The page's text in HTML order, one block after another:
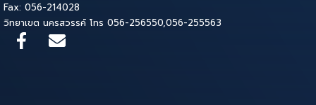
Fax: 056-214028
วิทยาเขต นครสวรรค์ โทร 056-256550,056-255563